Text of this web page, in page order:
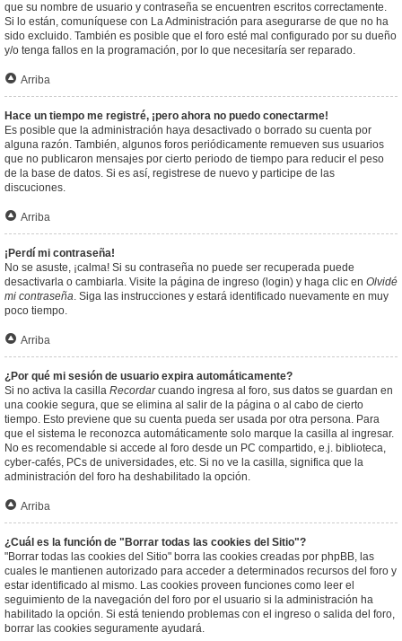
que su nombre de usuario y contraseña se encuentren escritos correctamente.
Si lo están, comuníquese con La Administración para asegurarse de que no ha
sido excluido. También es posible que el foro esté mal configurado por su dueño
y/o tenga fallos en la programación, por lo que necesitaría ser reparado.
Arriba
Hace un tiempo me registré, ¡pero ahora no puedo conectarme!
Es posible que la administración haya desactivado o borrado su cuenta por
alguna razón. También, algunos foros periódicamente remueven sus usuarios
que no publicaron mensajes por cierto periodo de tiempo para reducir el peso
de la base de datos. Si es así, registrese de nuevo y participe de las
discuciones.
Arriba
¡Perdí mi contraseña!
No se asuste, ¡calma! Si su contraseña no puede ser recuperada puede
desactivarla o cambiarla. Visite la página de ingreso (login) y haga clic en Olvidé
mi contraseña. Siga las instrucciones y estará identificado nuevamente en muy
poco tiempo.
Arriba
¿Por qué mi sesión de usuario expira automáticamente?
Si no activa la casilla Recordarcuando ingresa al foro, sus datos se guardan en
una cookie segura, que se elimina al salir de la página o al cabo de cierto
tiempo. Esto previene que su cuenta pueda ser usada por otra persona. Para
que el sistema le reconozca automáticamente solo marque la casilla al ingresar.
No es recomendable si accede al foro desde un PC compartido, e.j. biblioteca,
cyber-cafés, PCs de universidades, etc. Si no ve la casilla, significa que la
administración del foro ha deshabilitado la opción.
Arriba
¿Cuál es la función de "Borrar todas las cookies del Sitio"?
"Borrar todas las cookies del Sitio" borra las cookies creadas por phpBB, las
cuales le mantienen autorizado para acceder a determinados recursos del foro y
estar identificado al mismo. Las cookies proveen funciones como leer el
seguimiento de la navegación del foro por el usuario si la administración ha
habilitado la opción. Si está teniendo problemas con el ingreso o salida del foro,
borrar las cookies seguramente ayudará.